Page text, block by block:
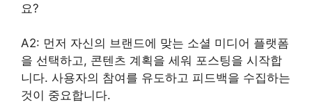
요?
A2: 먼저 자신의 브랜드에 맞는 소셜 미디어 플랫폼
을 선택하고, 콘텐츠 계획을 세워 포스팅을 시작합
니다. 사용자의 참여를 유도하고 피드백을 수집하는
것이 중요합니다.